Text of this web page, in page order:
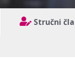
Stručni